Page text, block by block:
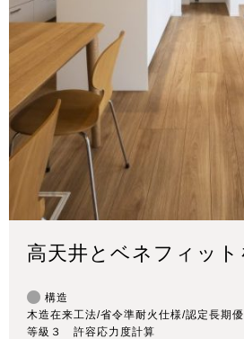
高天井とベネフィッ
構造
木造在来工法/省令準耐火仕様/認定長期
等級３ 許容応力度計算